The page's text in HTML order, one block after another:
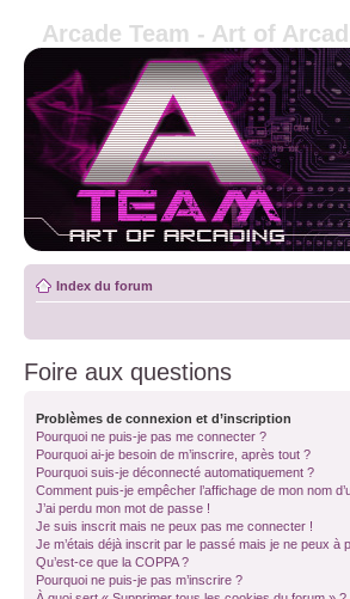
Arcade Team - Art of
Index du forum
Foire aux questions
Problèmes de connexion et d’inscription
Pourquoi ne puis-je pas me connecter ?
Pourquoi ai-je besoin de m’inscrire, après tout ?
Pourquoi suis-je déconnecté automatiquement ?
Comment puis-je empêcher l’affichage de mon nom
J’ai perdu mon mot de passe !
Je suis inscrit mais ne peux pas me connecter !
Je m’étais déjà inscrit par le passé mais je ne peux à
Qu’est-ce que la COPPA ?
Pourquoi ne puis-je pas m’inscrire ?